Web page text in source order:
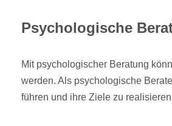
Psychologische
Mit psychologischer Beratung
werden. Als psychologische
führen und ihre Ziele zu